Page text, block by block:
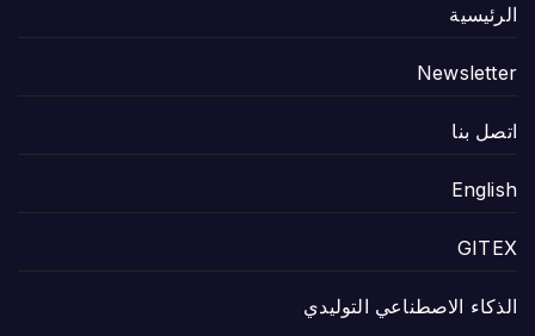
الرئيسية
Newsletter
اتصل بنا
English
GITEX
الذكاء الاصطناعي التوليدي